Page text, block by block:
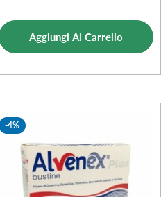
vendita
Aggiungi Al Carrello
-4%